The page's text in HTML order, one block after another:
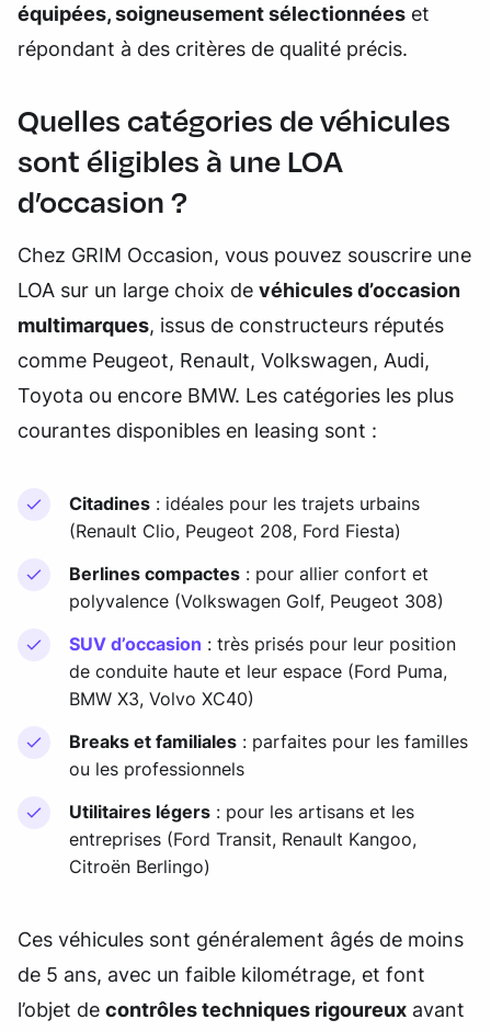
équipées, soigneusement sélectionnées et
répondant à des critères de qualité précis.
Quelles catégories de véhicules
sont éligibles à une LOA
d’occasion ?
Chez GRIM Occasion, vous pouvez souscrire une
LOA sur un large choix de véhicules d’occasion
multimarques, issus de constructeurs réputés
comme Peugeot, Renault, Volkswagen, Audi,
Toyota ou encore BMW. Les catégories les plus
courantes disponibles en leasing sont :
Citadines : idéales pour les trajets urbains
(Renault Clio, Peugeot 208, Ford Fiesta)
Berlines compactes : pour allier confort et
polyvalence (Volkswagen Golf, Peugeot 308)
SUV d’occasion : très prisés pour leur position
de conduite haute et leur espace (Ford Puma,
BMW X3, Volvo XC40)
Breaks et familiales : parfaites pour les familles
ou les professionnels
Utilitaires légers : pour les artisans et les
entreprises (Ford Transit, Renault Kangoo,
Citroën Berlingo)
Ces véhicules sont généralement âgés de moins
de 5 ans, avec un faible kilométrage, et font
l’objet de contrôles techniques rigoureux avant